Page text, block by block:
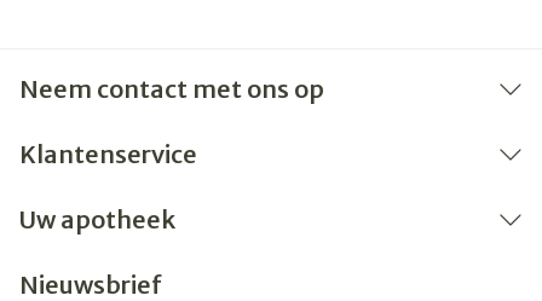
Neem contact met ons op
Klantenservice
Uw apotheek
Nieuwsbrief